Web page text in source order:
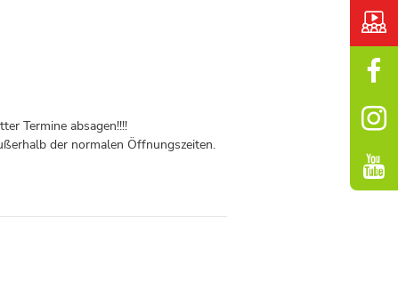
Termine absagen!!!!
der normalen Öffnungszeiten.